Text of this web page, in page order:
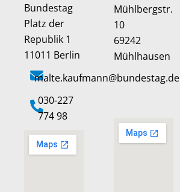
Bundestag
Platz der
Republik 1
11011 Berlin
malte.kaufmann@bundestag.de
‭030-227
774 98‬
Mühlbergstr.
10
69242
Mühlhausen